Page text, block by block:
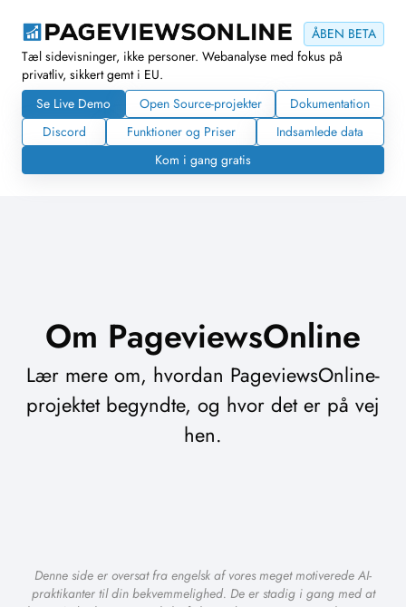
ÅBEN BETA
Tæl sidevisninger, ikke personer. Webanalyse med fokus på
privatliv, sikkert gemt i EU.
Se Live Demo
Open Source-projekter
Dokumentation
Discord
Funktioner og Priser
Indsamlede data
Kom i gang gratis
Om PageviewsOnline
Lær mere om, hvordan PageviewsOnline-
projektet begyndte, og hvor det er på vej
hen.
Denne side er oversat fra engelsk af vores meget motiverede AI-
praktikanter til din bekvemmelighed. De er stadig i gang med at